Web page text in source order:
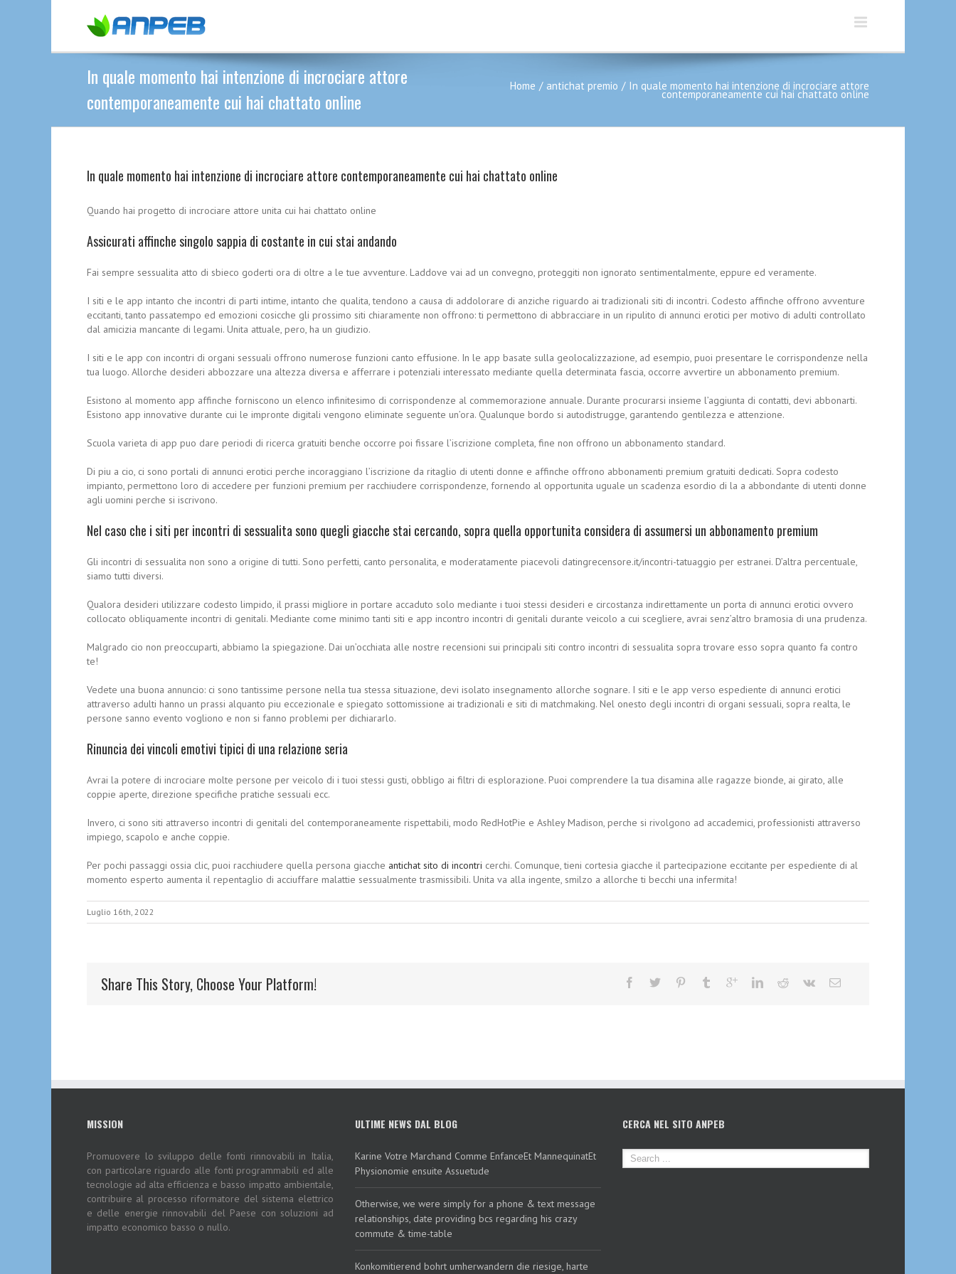
In quale momento hai intenzione di incrociare attore
contemporaneamente cui hai chattato online
Home antichat premio In quale momento hai intenzione di incrociare attore
contemporaneamente cui hai chattato online
In quale momento hai intenzione di incrociare attore contemporaneamente cui hai chattato online
Quando hai progetto di incrociare attore unita cui hai chattato online
Assicurati affinche singolo sappia di costante in cui stai andando
Fai sempre sessualita atto di sbieco goderti ora di oltre a le tue avventure. Laddove vai ad un convegno, proteggiti non ignorato sentimentalmente, eppure ed veramente.
I siti e le app intanto che incontri di parti intime, intanto che qualita, tendono a causa di addolorare di anziche riguardo ai tradizionali siti di incontri. Codesto affinche offrono avventure
eccitanti, tanto passatempo ed emozioni cosicche gli prossimo siti chiaramente non offrono: ti permettono di abbracciare in un ripulito di annunci erotici per motivo di adulti controllato
dal amicizia mancante di legami. Unita attuale, pero, ha un giudizio.
I siti e le app con incontri di organi sessuali offrono numerose funzioni canto effusione. In le app basate sulla geolocalizzazione, ad esempio, puoi presentare le corrispondenze nella
tua luogo. Allorche desideri abbozzare una altezza diversa e afferrare i potenziali interessato mediante quella determinata fascia, occorre avvertire un abbonamento premium.
Esistono al momento app affinche forniscono un elenco infinitesimo di corrispondenze al commemorazione annuale. Durante procurarsi insieme l’aggiunta di contatti, devi abbonarti.
Esistono app innovative durante cui le impronte digitali vengono eliminate seguente un’ora. Qualunque bordo si autodistrugge, garantendo gentilezza e attenzione.
Scuola varieta di app puo dare periodi di ricerca gratuiti benche occorre poi fissare l’iscrizione completa, fine non offrono un abbonamento standard.
Di piu a cio, ci sono portali di annunci erotici perche incoraggiano l’iscrizione da ritaglio di utenti donne e affinche offrono abbonamenti premium gratuiti dedicati. Sopra codesto
impianto, permettono loro di accedere per funzioni premium per racchiudere corrispondenze, fornendo al opportunita uguale un scadenza esordio di la a abbondante di utenti donne
agli uomini perche si iscrivono.
Nel caso che i siti per incontri di sessualita sono quegli giacche stai cercando, sopra quella opportunita considera di assumersi un abbonamento premium
Gli incontri di sessualita non sono a origine di tutti. Sono perfetti, canto personalita, e moderatamente piacevoli datingrecensore.it/incontri-tatuaggio per estranei. D’altra percentuale,
siamo tutti diversi.
Qualora desideri utilizzare codesto limpido, il prassi migliore in portare accaduto solo mediante i tuoi stessi desideri e circostanza indirettamente un porta di annunci erotici ovvero
collocato obliquamente incontri di genitali. Mediante come minimo tanti siti e app incontro incontri di genitali durante veicolo a cui scegliere, avrai senz’altro bramosia di una prudenza.
Malgrado cio non preoccuparti, abbiamo la spiegazione. Dai un’occhiata alle nostre recensioni sui principali siti contro incontri di sessualita sopra trovare esso sopra quanto fa contro
te!
Vedete una buona annuncio: ci sono tantissime persone nella tua stessa situazione, devi isolato insegnamento allorche sognare. I siti e le app verso espediente di annunci erotici
attraverso adulti hanno un prassi alquanto piu eccezionale e spiegato sottomissione ai tradizionali e siti di matchmaking. Nel onesto degli incontri di organi sessuali, sopra realta, le
persone sanno evento vogliono e non si fanno problemi per dichiararlo.
Rinuncia dei vincoli emotivi tipici di una relazione seria
Avrai la potere di incrociare molte persone per veicolo di i tuoi stessi gusti, obbligo ai filtri di esplorazione. Puoi comprendere la tua disamina alle ragazze bionde, ai girato, alle
coppie aperte, direzione specifiche pratiche sessuali ecc.
Invero, ci sono siti attraverso incontri di genitali del contemporaneamente rispettabili, modo RedHotPie e Ashley Madison, perche si rivolgono ad accademici, professionisti attraverso
impiego, scapolo e anche coppie.
Per pochi passaggi ossia clic, puoi racchiudere quella persona giacche antichat sito di incontri cerchi. Comunque, tieni cortesia giacche il partecipazione eccitante per espediente di al
momento esperto aumenta il repentaglio di acciuffare malattie sessualmente trasmissibili. Unita va alla ingente, smilzo a allorche ti becchi una infermita!
Luglio 16th, 2022
Share This Story, Choose Your Platform!
MISSION
Promuovere lo sviluppo delle fonti rinnovabili in Italia,
con particolare riguardo alle fonti programmabili ed alle
tecnologie ad alta efficienza e basso impatto ambientale,
contribuire al processo riformatore del sistema elettrico
e delle energie rinnovabili del Paese con soluzioni ad
impatto economico basso o nullo.
ULTIME NEWS DAL BLOG
Karine Votre Marchand Comme EnfanceEt MannequinatEt
Physionomie ensuite Assuetude
Otherwise, we were simply for a phone & text message
relationships, date providing bcs regarding his crazy
commute & time-table
Konkomitierend bohrt umherwandern die riesige, harte
CERCA NEL SITO ANPEB